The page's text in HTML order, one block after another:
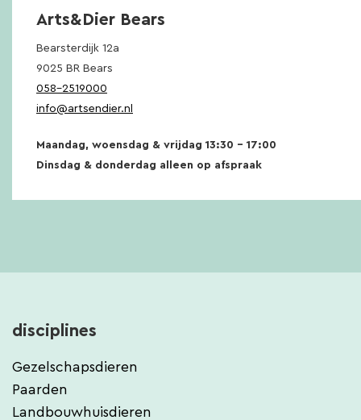
Arts&Dier Bears
Bearsterdijk 12a
9025 BR Bears
058-2519000
info@artsendier.nl
Maandag, woensdag & vrijdag 13:30 – 17:00
Dinsdag & donderdag alleen op afspraak
disciplines
Gezelschapsdieren
Paarden
Landbouwhuisdieren